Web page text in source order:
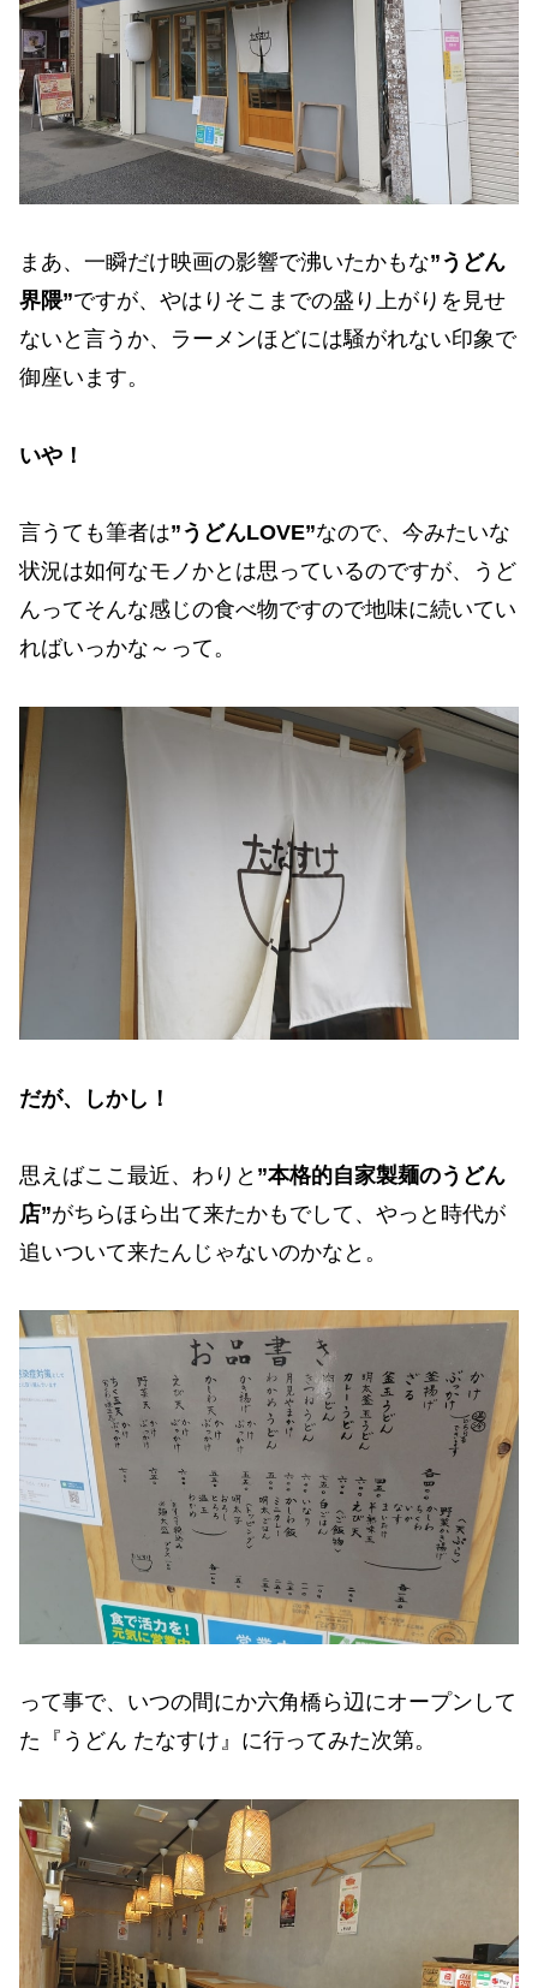
まあ、一瞬だけ映画の影響で沸いたかもな”うどん
界隈”ですが、やはりそこまでの盛り上がりを見せ
ないと言うか、ラーメンほどには騒がれない印象で
御座います。
いや！
言うても筆者は”うどんLOVE”なので、今みたいな
状況は如何なモノかとは思っているのですが、うど
んってそんな感じの食べ物ですので地味に続いてい
ればいっかな～って。
だが、しかし！
思えばここ最近、わりと ”本格的自家製麺のうどん
店”がちらほら出て来たかもでして、やっと時代が
追いついて来たんじゃないのかなと。
って事で、いつの間にか六角橋ら辺にオープンして
た『うどん たなすけ』に行ってみた次第。